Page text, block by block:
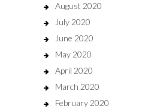
August 2020
July 2020
June 2020
May 2020
April 2020
March 2020
February 2020